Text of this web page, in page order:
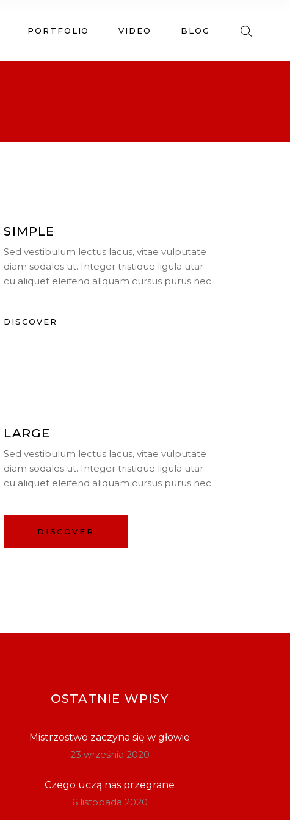
PORTFOLIO VIDEO BLOG
SIMPLE
Sed vestibulum lectus lacus, vitae vulputate
diam sodales ut. Integer tristique ligula utar
cu aliquet eleifend aliquam cursus purus nec.
DISCOVER
LARGE
Sed vestibulum lectus lacus, vitae vulputate
diam sodales ut. Integer tristique ligula utar
cu aliquet eleifend aliquam cursus purus nec.
DISCOVER
OSTATNIE WPISY
Mistrzostwo zaczyna się w głowie
23 września 2020
Czego uczą nas przegrane
6 listopada 2020